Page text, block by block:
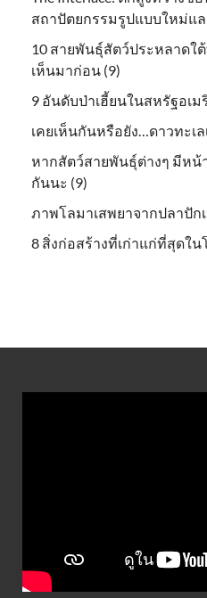
สถาปัตยกรรมรูปแบบใหม่แ
10 สายพันธุ์สัตว์ประหลาดใ
เห็นมาก่อน (9)
9 อันดับป่าเฮี้ยนในสหรัฐอเม
เคยเห็นกันหรือยัง…ดาวทะเ
หากสัตว์สายพันธุ์ต่างๆ มีหน้
กันนะ (9)
ภาพโลมาเสพยาจากปลาปักเ
8 สิ่งก่อสร้างที่เก่าแก่ที่สุดใน